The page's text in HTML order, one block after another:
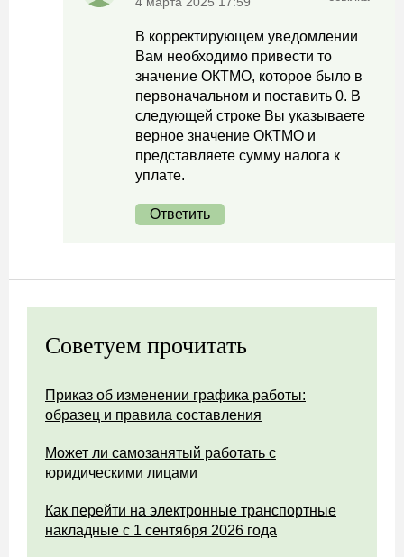
В корректирующем уведомлении
Вам необходимо привести то
значение ОКТМО, которое было в
первоначальном и поставить 0. В
следующей строке Вы указываете
верное значение ОКТМО и
представляете сумму налога к
уплате.
Ответить
Советуем прочитать
Приказ об изменении графика работы:
образец и правила составления
Может ли самозанятый работать с
юридическими лицами
Как перейти на электронные транспортные
накладные с 1 сентября 2026 года